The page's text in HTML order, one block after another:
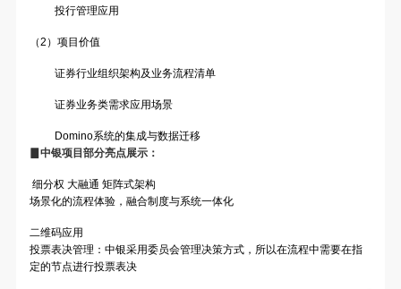
投行管理应用
（2） 项目价值
证券行业组织架构及业务流程清单
证券业务类需求应用场景
Domino系统的集成与数据迁移
▊中银项目部分亮点展示：
细分权 大融通 矩阵式架构
场景化的流程体验，融合制度与系统一体化
二维码应用
投票表决管理：中银采用委员会管理决策方式，所以在流程中需要在指
定的节点进行投票表决